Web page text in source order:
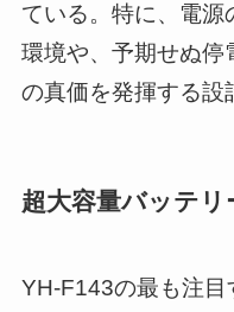
ている。特に、電源
環境や、予期せぬ停
の真価を発揮する設
超大容量バッテ
YH-F143の最も注